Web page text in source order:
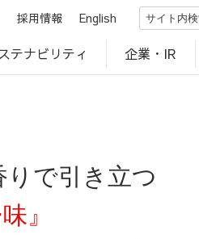
採用情報 English
テナビリティ 企業・IR
で引き立つ
』